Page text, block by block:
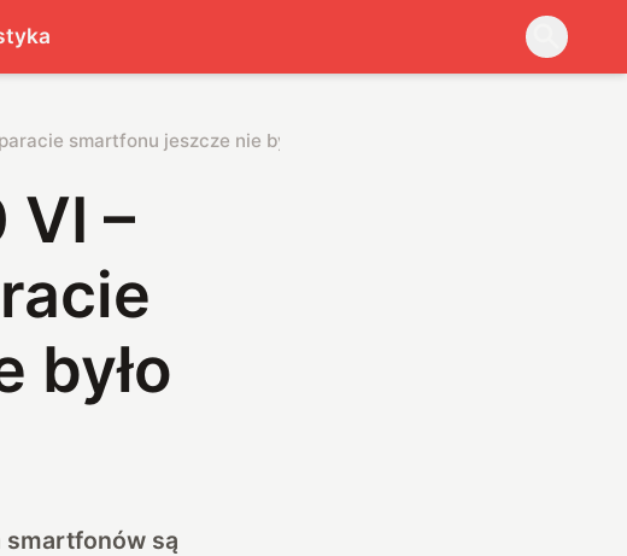
smartfonu jeszcze nie było
VI –
było
smartfonów są